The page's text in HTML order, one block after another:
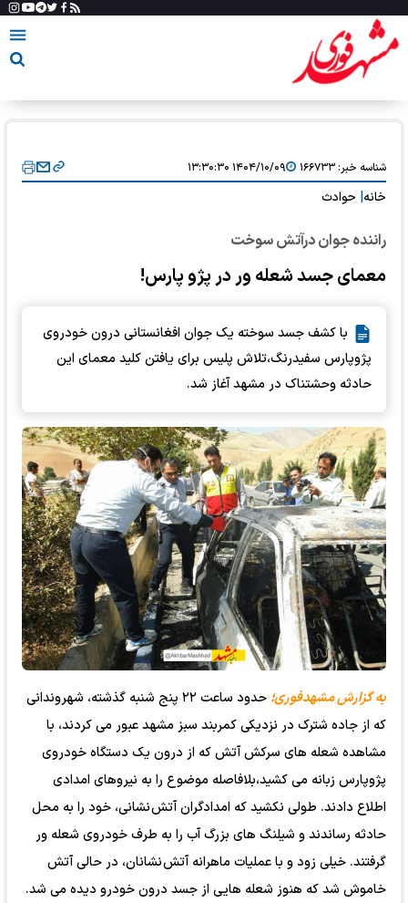
شناسه خبر:۱۶۶۷۳۳ ۱۴۰۴/۱۰/۰۹ ۱۳:۳۰:۳۰
خانه حوادث
راننده جوان درآتش سوخت
معمای جسد شعله ور در پژو پارس!
با کشف جسد سوخته یک جوان افغانستانی درون خودروی
پژوپارس سفیدرنگ،تلاش پلیس برای یافتن کلید معمای این
حادثه وحشتناک در مشهد آغاز شد.
به گزارش مشهدفوری؛
حدود ساعت ۲۲ پنج شنبه گذشته، شهروندانی
که از جاده شترک در نزدیکی کمربند سبز مشهد عبور می کردند، با
مشاهده شعله های سرکش آتش که از درون یک دستگاه خودروی
پژوپارس زبانه می کشید،بلافاصله موضوع را به نیروهای امدادی
اطلاع دادند. طولی نکشید که امدادگران آتش نشانی، خود را به محل
حادثه رساندند و شیلنگ های بزرگ آب را به طرف خودروی شعله ور
گرفتند. خیلی زود و با عملیات ماهرانه آتش نشانان، در حالی آتش
خاموش شد که هنوز شعله هایی از جسد درون خودرو دیده می شد.